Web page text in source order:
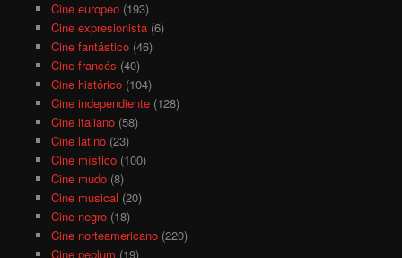
Cine europeo(193)
Cine expresionista(6)
Cine fantástico(46)
Cine francés (40)
Cine histórico(104)
Cine independiente(128)
Cine italiano(58)
Cine latino(23)
Cine místico(100)
Cine mudo(8)
Cine musical (20)
Cine negro(18)
Cine norteamericano(220)
Cine peplum (19)